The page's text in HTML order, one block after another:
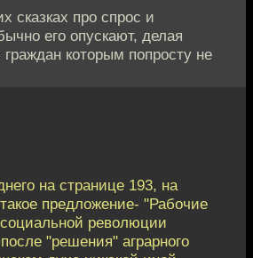
сказках про спрос и
его опускают, делая
которым попросту не
на странице 193, на
предложение- "Рабочие
социальной революции
"решения" аграрного